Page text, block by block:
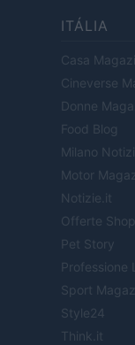
ITÁLIA
Casa
Cineverse
Donne
Food Blog
Milano
Motor
Notizie.it
Offerte
Pet Story
Professione
Sport
Style24
Think.it